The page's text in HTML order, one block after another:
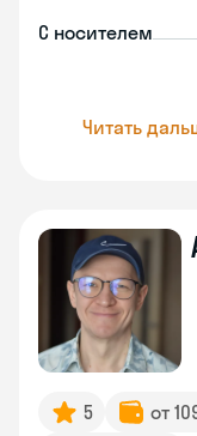
С носителем
Читать
5 от